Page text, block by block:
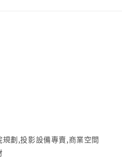
劃,投影設備專賣,商業空間